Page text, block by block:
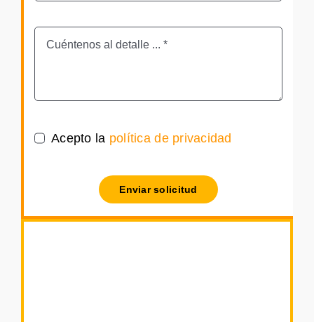
Acepto la política de privacidad
Enviar solicitud